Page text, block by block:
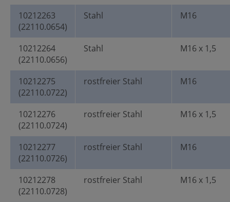
10212263
(22110.0654)
Stahl M16
10212264
(22110.0656)
Stahl M16 x 1,5
10212275
(22110.0722)
rostfreier Stahl M16
10212276
(22110.0724)
rostfreier Stahl M16 x 1,5
10212277
(22110.0726)
rostfreier Stahl M16
10212278
(22110.0728)
rostfreier Stahl M16 x 1,5